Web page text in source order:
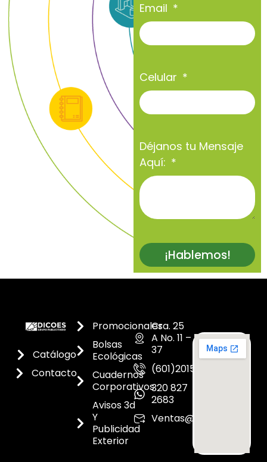
Email
Celular
Déjanos tu Mensaje
Aquí:
¡Hablemos!
Catálogo
Contacto
Promocionales
Bolsas
Ecológicas
Cuadernos
Corporativos
Avisos 3d
Y
Publicidad
Exterior
Cra. 25
A No. 11 –
37
(601)2015300
320 827
2683
Ventas@dicoes.co